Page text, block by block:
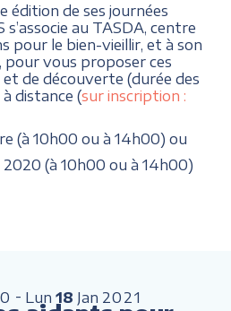
édition de ses journées
s’associe au TASDA, centre
pour le bien-vieillir, et à son
pour vous proposer ces
de découverte (durée des
distance (sur inscription :
(à 10h00 ou à 14h00) ou
(à 10h00 ou à 14h00)
Lun 18 Jan 2021